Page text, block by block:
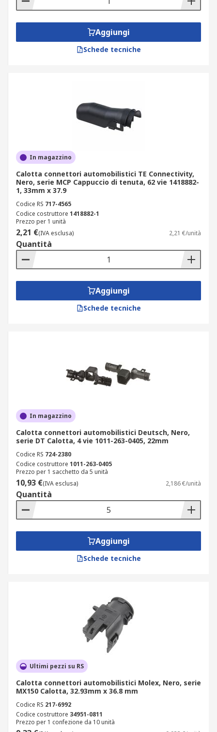
Aggiungi
Schede tecniche
In magazzino
Calotta connettori automobilistici TE Connectivity,
Nero, serie MCP Cappuccio di tenuta, 62 vie 1418882-
1, 33mm x 37.9
Codice RS 717-4565
Codice costruttore 1418882-1
Prezzo per 1 unità
2,21 €(IVA esclusa) 2,21 €/unità
Quantità
Aggiungi
Schede tecniche
In magazzino
Calotta connettori automobilistici Deutsch, Nero,
serie DT Calotta, 4 vie 1011-263-0405, 22mm
Codice RS 724-2380
Codice costruttore 1011-263-0405
Prezzo per 1 sacchetto da 5 unità
10,93 €(IVA esclusa) 2,186 €/unità
Quantità
Aggiungi
Schede tecniche
Ultimi pezzi su RS
Calotta connettori automobilistici Molex, Nero, serie
MX150 Calotta, 32.93mm x 36.8 mm
Codice RS 217-6992
Codice costruttore 34951-0811
Prezzo per 1 confezione da 10 unità